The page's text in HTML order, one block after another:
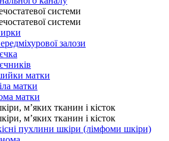
системи
системи
залози
матки
матки
матки
м’яких тканин і кісток
м’яких тканин і кісток
пухлини шкіри (лімфоми шкіри)